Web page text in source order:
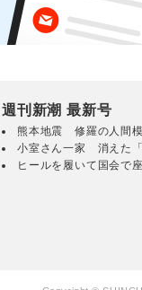
週刊新潮 最新号
熊本地震 修羅の人間
小室さん一家 消えた
ヒールを履いて国会で